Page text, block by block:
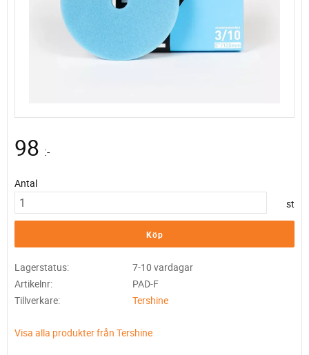
98 :-
Antal
st
Köp
Lagerstatus
7-10 vardagar
Artikelnr
PAD-F
Tillverkare
Tershine
Visa alla produkter från Tershine